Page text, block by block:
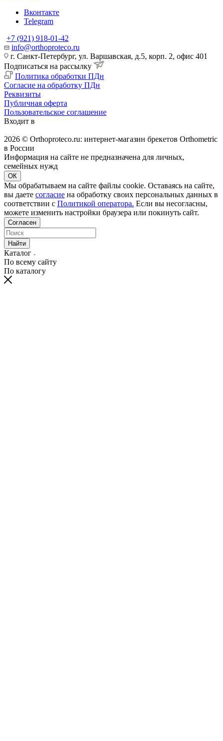
Вконтакте
Telegram
+7 (921) 918-01-42
info@orthoproteco.ru
г. Санкт-Петербург, ул. Варшавская, д.5, корп. 2, офис 401
Подписаться на рассылку
Политика обработки ПДн
Согласие на обработку ПДн
Реквизиты
Публичная оферта
Пользовательское соглашение
Входит в
2026 © Orthoproteco.ru: интернет-магазин брекетов Orthometric
в России
Информация на сайте не предназначена для личных,
семейных нужд
ОК
Мы обрабатываем на сайте файлы cookie. Оставаясь на сайте,
вы даете согласие на обработку своих персональных данных в
соответствии с Политикой оператора. Если вы несогласны,
можете изменить настройки браузера или покинуть сайт.
Согласен
Найти
Каталог
По всему сайту
По каталогу